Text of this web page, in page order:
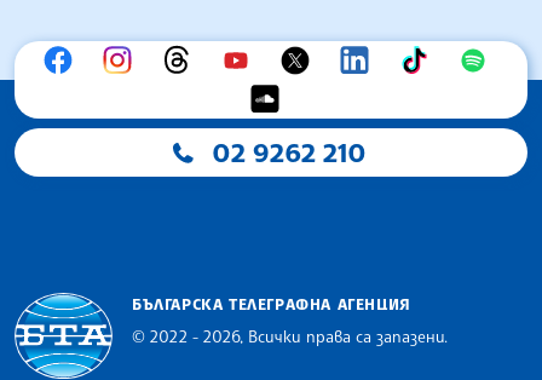
02 9262 210
БЪЛГАРСКА ТЕЛЕГРАФНА АГЕНЦИЯ
© 2022 - 2026, Всички права са запазени.